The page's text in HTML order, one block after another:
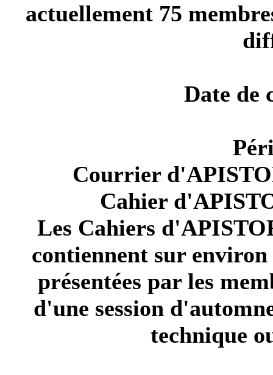
actuellement 75
Date de
Courrier
Cahier
Les Cahiers
contiennent sur environ
présentées par les
d'une session
technique